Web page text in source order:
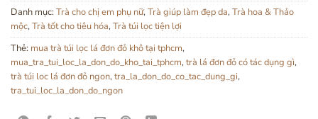
Danh mục:Trà cho chị em phụ nữ, Trà giúp làm đẹp da, Trà hoa & Thảo
mộc, Trà tốt cho tiêu hóa, Trà túi lọc tiện lợi
Thẻ: mua trà túi lọc lá đơn đỏ khô tại tphcm,
mua_tra_tui_loc_la_don_do_kho_tai_tphcm, trà lá đơn đỏ có tác dụng gì,
trà túi loc lá đơn đỏ ngon, tra_la_don_do_co_tac_dung_gi,
tra_tui_loc_la_don_do_ngon